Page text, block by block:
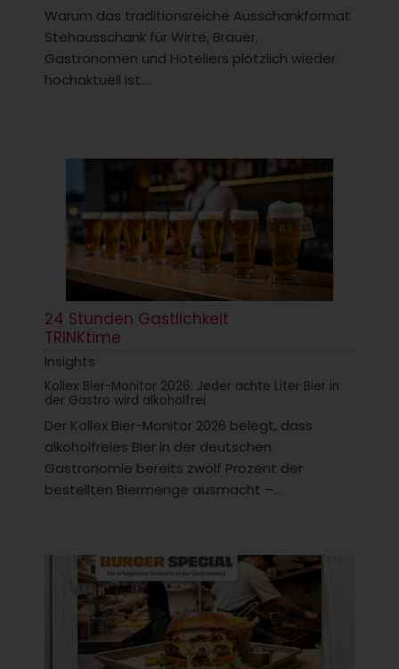
Warum das traditionsreiche Ausschankformat
Stehausschank für Wirte, Brauer,
Gastronomen und Hoteliers plötzlich wieder
hochaktuell ist....
24 Stunden Gastlichkeit
TRINKtime
Insights
Kollex Bier-Monitor 2026: Jeder achte Liter Bier in
der Gastro wird alkoholfrei
Der Kollex Bier-Monitor 2026 belegt, dass
alkoholfreies Bier in der deutschen
Gastronomie bereits zwölf Prozent der
bestellten Biermenge ausmacht –...